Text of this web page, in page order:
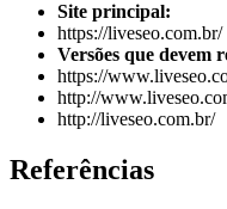
Site principal:
https://liveseo.com.br/
Versões que devem
https://
http://
http://liveseo.com.br/
Referências